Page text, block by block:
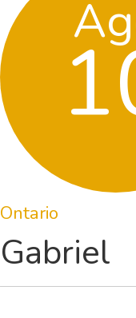
Ontario
Gabriel